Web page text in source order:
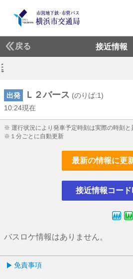
戻る 接近情報
出発 Ｌ２バース (のりば:1)
10:24現在
※ 運行状況により発車予定時刻は実際の時刻と
※１分ごとに自動更新
最新の情報に更
接近情報コード
バスロケ情報はありません。
免責事項